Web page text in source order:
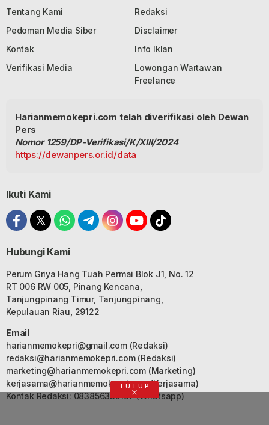
Tentang Kami
Redaksi
Pedoman Media Siber
Disclaimer
Kontak
Info Iklan
Verifikasi Media
Lowongan Wartawan
Freelance
Harianmemokepri.com telah diverifikasi oleh Dewan
Pers
Nomor 1259/DP-Verifikasi/K/XIII/2024
https://dewanpers.or.id/data
Ikuti Kami
Hubungi Kami
Perum Griya Hang Tuah Permai Blok J1, No. 12
RT 006 RW 005, Pinang Kencana,
Tanjungpinang Timur, Tanjungpinang,
Kepulauan Riau, 29122
Email
harianmemokepri@gmail.com(Redaksi)
redaksi@harianmemokepri.com(Redaksi)
marketing@harianmemokepri.com(Marketing)
kerjasama@harianmemokepri.com(Kerjasama)
Kontak Redaksi: 083856335187 (Whatsapp)
TUTUP